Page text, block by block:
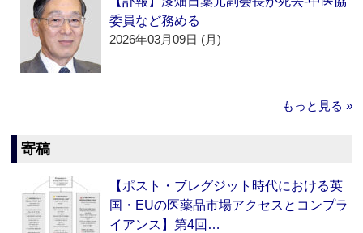
委員など務める
2026年03月09日 (月)
もっと見る »
寄稿
【ポスト・ブレグジット時代における英
国・EUの医薬品市場アクセスとコンプラ
イアンス】第4回…